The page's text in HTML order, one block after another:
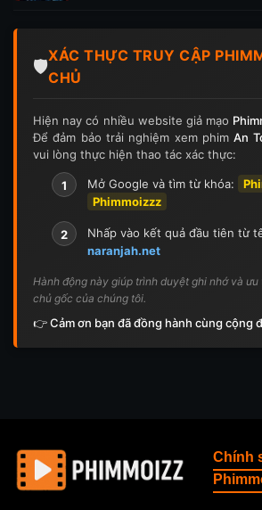
🛡️
XÁC THỰC TRUY CẬP
CHỦ
Hiện nay có nhiều website giả mạo
Để đảm bảo trải nghiệm xem phimAn
vui lòng thực hiện thao tác xác thực:
1 Mở Google và tìm từ khóa:
Phimmoizzz
2
Nhấp vào kết quả đầu tiên từ
naranjah.net
Hành động này giúp trình duyệt ghi nhớ và
chủ gốc của chúng tôi.
👉 Cảm ơn bạn đã đồng hành cùng cộng
Chính